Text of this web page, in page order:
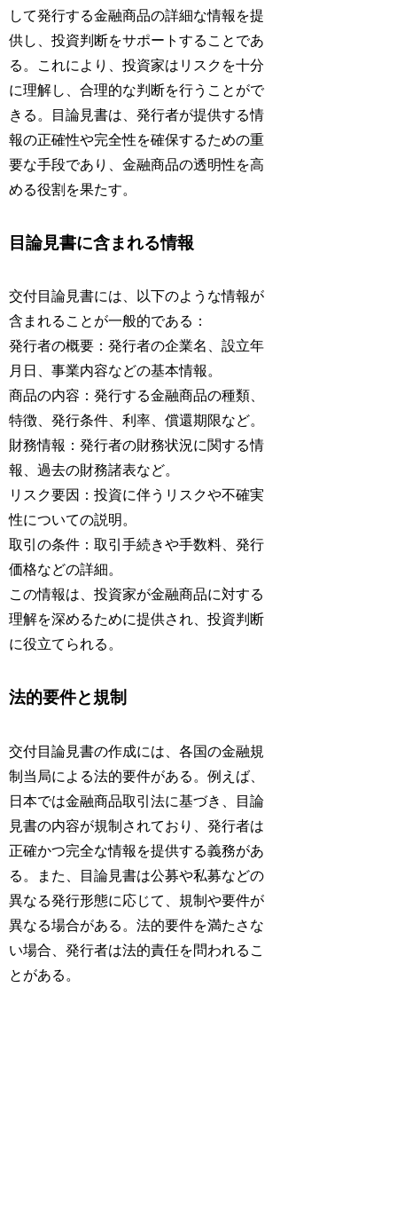
して発行する金融商品の詳細な情報を提
供し、投資判断をサポートすることであ
る。これにより、投資家はリスクを十分
に理解し、合理的な判断を行うことがで
きる。目論見書は、発行者が提供する情
報の正確性や完全性を確保するための重
要な手段であり、金融商品の透明性を高
める役割を果たす。
目論見書に含まれる情報
交付目論見書には、以下のような情報が
含まれることが一般的である：
発行者の概要：発行者の企業名、設立年
月日、事業内容などの基本情報。
商品の内容：発行する金融商品の種類、
特徴、発行条件、利率、償還期限など。
財務情報：発行者の財務状況に関する情
報、過去の財務諸表など。
リスク要因：投資に伴うリスクや不確実
性についての説明。
取引の条件：取引手続きや手数料、発行
価格などの詳細。
この情報は、投資家が金融商品に対する
理解を深めるために提供され、投資判断
に役立てられる。
法的要件と規制
交付目論見書の作成には、各国の金融規
制当局による法的要件がある。例えば、
日本では金融商品取引法に基づき、目論
見書の内容が規制されており、発行者は
正確かつ完全な情報を提供する義務があ
る。また、目論見書は公募や私募などの
異なる発行形態に応じて、規制や要件が
異なる場合がある。法的要件を満たさな
い場合、発行者は法的責任を問われるこ
とがある。